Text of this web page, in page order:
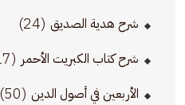
شرح هدية الصديق (24)
شرح كتاب الكبريت الأحمر (17)
الأربعين في أصول الدين (50)